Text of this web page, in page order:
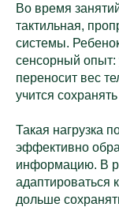
Во время
тактильная,
системы.
сенсорный опыт:
переносит вес
учится
Такая нагрузка
эффективно
информацию. В
адаптироваться
дольше